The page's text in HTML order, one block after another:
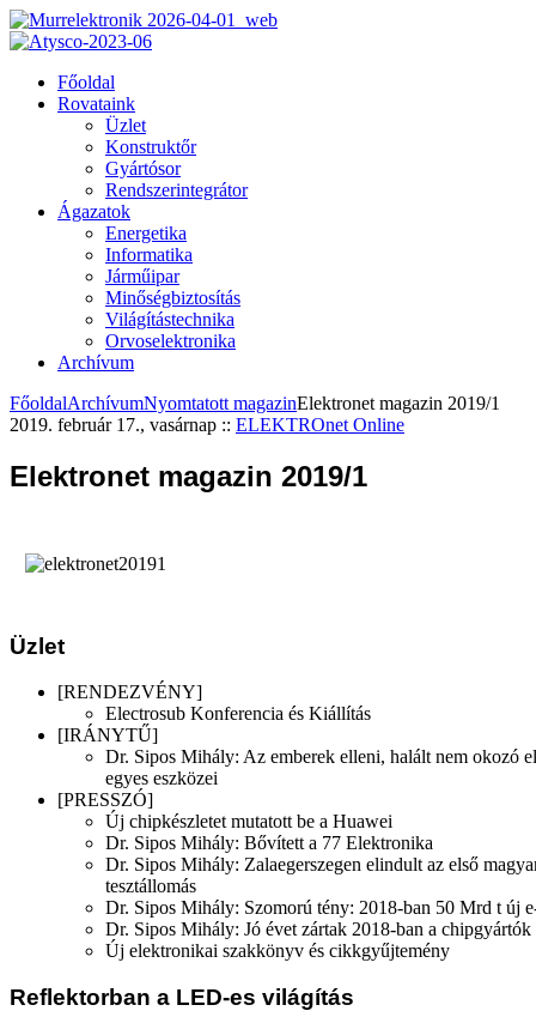
Főoldal
Rovataink
Üzlet
Konstruktőr
Gyártósor
Rendszerintegrátor
Ágazatok
Energetika
Informatika
Járműipar
Minőségbiztosítás
Világítástechnika
Orvoselektronika
Archívum
FőoldalArchívumNyomtatott magazinElektronet magazin 2019/1
2019. február 17., vasárnap :: ELEKTROnet Online
Elektronet magazin 2019/1
Üzlet
[RENDEZVÉNY]
Electrosub Konferencia és Kiállítás
[IRÁNYTŰ]
Dr. Sipos Mihály: Az emberek elleni, halált nem okozó
egyes eszközei
[PRESSZÓ]
Új chipkészletet mutatott be a Huawei
Dr. Sipos Mihály: Bővített a 77 Elektronika
Dr. Sipos Mihály: Zalaegerszegen elindult az első
tesztállomás
Dr. Sipos Mihály: Szomorú tény: 2018-ban 50 Mrd t új
Dr. Sipos Mihály: Jó évet zártak 2018-ban a chipgyártók
Új elektronikai szakkönyv és cikkgyűjtemény
Reflektorban a LED-es világítás